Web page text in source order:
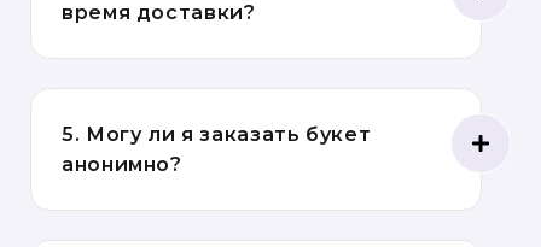
время доставки?
5. Могу ли я заказать букет
анонимно?